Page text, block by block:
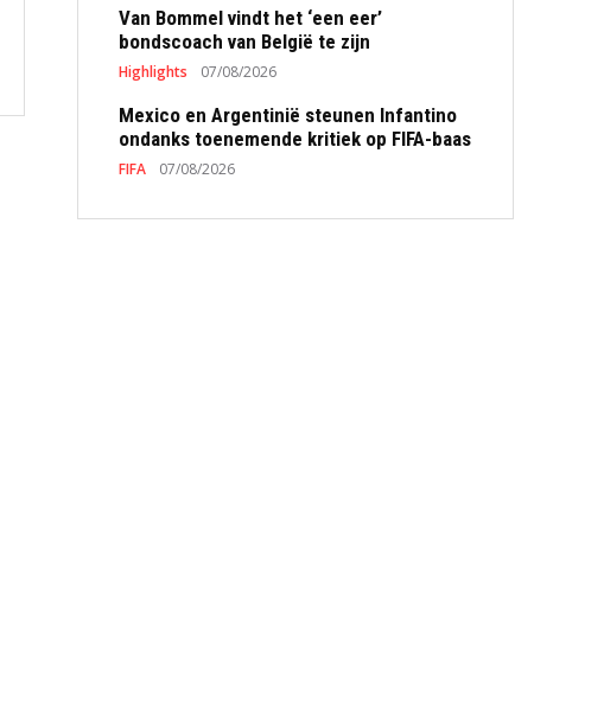
Van Bommel vindt het ‘een eer’
bondscoach van België te zijn
Highlights 07/08/2026
Mexico en Argentinië steunen Infantino
ondanks toenemende kritiek op FIFA-baas
FIFA 07/08/2026